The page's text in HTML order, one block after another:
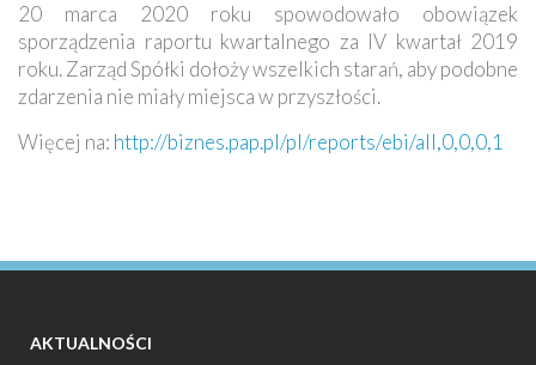
20 marca 2020 roku spowodowało obowiązek
sporządzenia raportu kwartalnego za IV kwartał 2019
roku. Zarząd Spółki dołoży wszelkich starań, aby podobne
zdarzenia nie miały miejsca w przyszłości.
Więcej na: http://biznes.pap.pl/pl/reports/ebi/all,0,0,0,1
AKTUALNOŚCI